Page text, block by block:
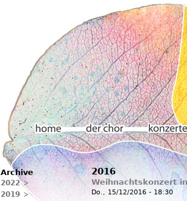
2016
Weihnachtskonzert
Do., 15/12/2016 - 18:30
Hauptmenü
Home Der chor Konzerte
Archive
2022
2019